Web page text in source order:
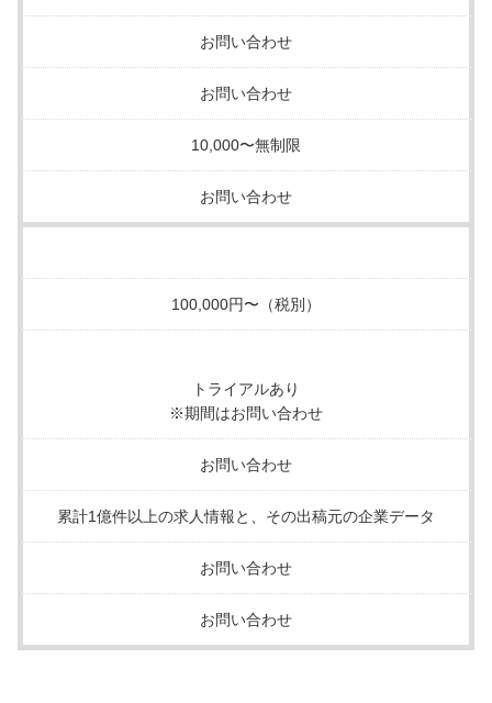
お問い合わせ
お問い合わせ
10,000〜無制限
お問い合わせ
100,000円〜（税別）
トライアルあり
※期間はお問い合わせ
お問い合わせ
累計1億件以上の求人情報と、その出稿元の企業データ
お問い合わせ
お問い合わせ